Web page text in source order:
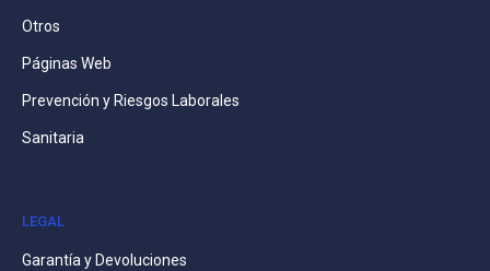
Otros
Páginas Web
Prevención y Riesgos Laborales
Sanitaria
LEGAL
Garantía y Devoluciones